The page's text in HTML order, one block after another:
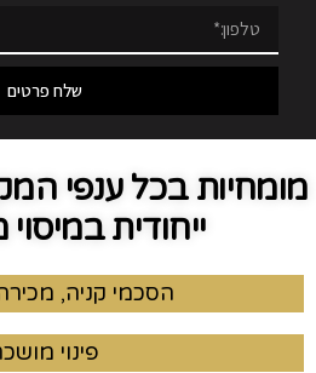
מומחיות בכל ענפי
ייחודית
הסכמי קניה,
פינוי
שלח פרטים